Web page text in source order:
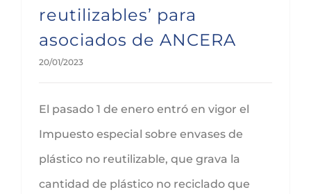
reutilizables’ para
asociados de ANCERA
20/01/2023
El pasado 1 de enero entró en vigor el
Impuesto especial sobre envases de
plástico no reutilizable, que grava la
cantidad de plástico no reciclado que